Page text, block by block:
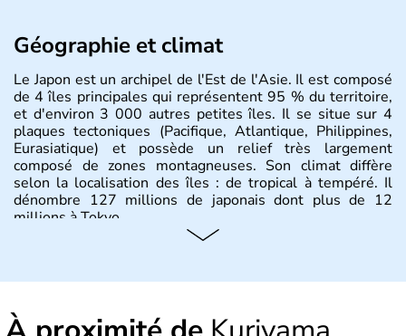
Géographie et climat
Le Japon est un archipel de l'Est de l'Asie. Il est composé
de 4 îles principales qui représentent 95 % du territoire,
et d'environ 3 000 autres petites îles. Il se situe sur 4
plaques tectoniques (Pacifique, Atlantique, Philippines,
Eurasiatique) et possède un relief très largement
composé de zones montagneuses. Son climat diffère
selon la localisation des îles : de tropical à tempéré. Il
dénombre 127 millions de japonais dont plus de 12
millions à Tokyo.
Il semblerait que le Japon ait été fondé au VIIe siècle
XVIème siècle que le pays commence à s'ouvrir aux